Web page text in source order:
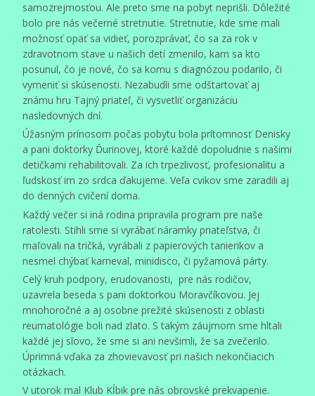
samozrejmosťou. Ale preto sme na pobyt neprišli. Dôležité
bolo pre nás večerné stretnutie. Stretnutie, kde sme mali
možnosť opäť sa vidieť, porozprávať, čo sa za rok v
zdravotnom stave u našich detí zmenilo, kam sa kto
posunul, čo je nové, čo sa komu s diagnózou podarilo, či
vymeniť si skúsenosti. Nezabudli sme odštartovať aj
známu hru Tajný priateľ, či vysvetliť organizáciu
nasledovných dní.
Úžasným prínosom počas pobytu bola prítomnosť Denisky
a pani doktorky Ďurinovej, ktoré každé dopoludnie s našimi
detičkami rehabilitovali. Za ich trpezlivosť, profesionalitu a
ľudskosť im zo srdca ďakujeme. Veľa cvikov sme zaradili aj
do denných cvičení doma.
Každý večer si iná rodina pripravila program pre naše
ratolesti. Stihli sme si vyrábať náramky priateľstva, či
maľovali na tričká, vyrábali z papierových tanierikov a
nesmel chýbať karneval, minidisco, či pyžamová párty.
Celý kruh podpory, erudovanosti, pre nás rodičov,
uzavrela beseda s pani doktorkou Moravčíkovou. Jej
mnohoročné a aj osobne prežité skúsenosti z oblasti
reumatológie boli nad zlato. S takým záujmom sme hltali
každé jej slovo, že sme si ani nevšimli, že sa zvečerilo.
Úprimná vďaka za zhovievavosť pri našich nekončiacich
otázkach.
V utorok mal Klub Kĺbik pre nás obrovské prekvapenie.